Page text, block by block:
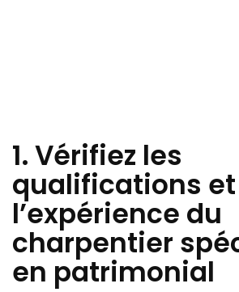
1. Vérifiez les
qualifications et
l’expérience du
charpentier
en patrimonial